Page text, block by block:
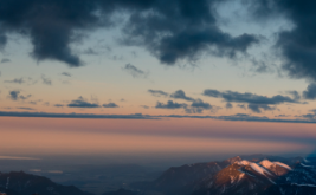
EUROPA
ASIA